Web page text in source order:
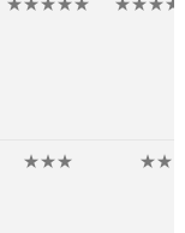
★★★ ★★